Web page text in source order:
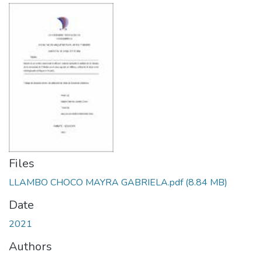
Files
LLAMBO CHOCO MAYRA GABRIELA.pdf(8.84 MB)
Date
2021
Authors